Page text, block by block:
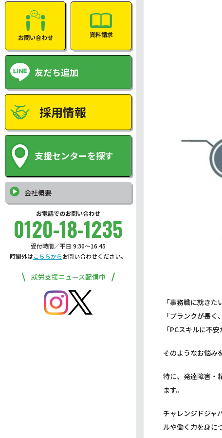
お問い合わせ 資料請求
友だち追加
採用情報
支援センターを探す
会社概要
お電話でのお問い合わせ
0120-18-1235
受付時間／平日 9:30〜16:45
時間外はこちらからお問い合わせください。
就労支援ニュース配信中
「事務職に就きた
「ブランクが長く
「PCスキルに不
そのようなお悩み
特に、発達障害・
ます。
チャレンジドジャ
ルや働く力を身に